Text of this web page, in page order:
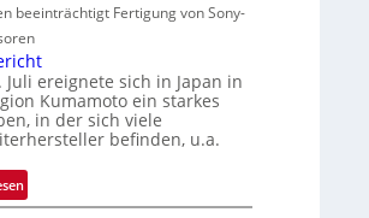
o
i
l
s
z
ä
h
l
e
beeinträchtigt Fertigung von Sony-
Juli ereignete sich in Japan in
Kumamoto ein starkes
in der sich viele
befinden, u.a.
:
L